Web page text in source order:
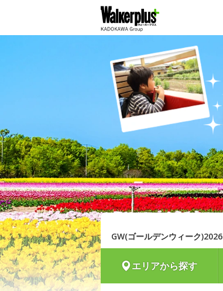
GW(ゴールデンウィーク)2026
エリアから探す